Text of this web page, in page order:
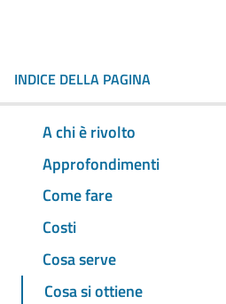
INDICE DELLA PAGINA
A chi è rivolto
Approfondimenti
Come fare
Costi
Cosa serve
Cosa si ottiene